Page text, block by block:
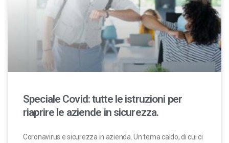
Speciale Covid: tutte le istruzioni per
riaprire le aziende in sicurezza.
Coronavirus e sicurezza in azienda. Un tema caldo, di cui ci